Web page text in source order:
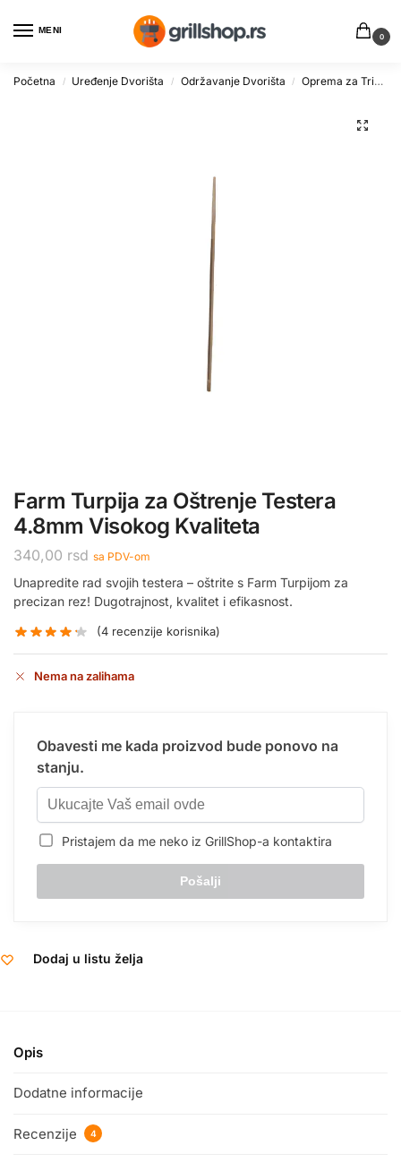
MENI
0
Početna / Uređenje Dvorišta / Održavanje Dvorišta / Oprema za Trimere i Kosilice
Farm Turpija za Oštrenje Testera
4.8mm Visokog Kvaliteta
340,00 rsd sa PDV-om
Unapredite rad svojih testera – oštrite s Farm Turpijom za
precizan rez! Dugotrajnost, kvalitet i efikasnost.
(4 recenzije korisnika)
Nema na zalihama
Obavesti me kada proizvod bude ponovo na
stanju.
Pristajem da me neko iz GrillShop-a kontaktira
Dodaj u listu želja
Opis
Dodatne informacije
Recenzije 4